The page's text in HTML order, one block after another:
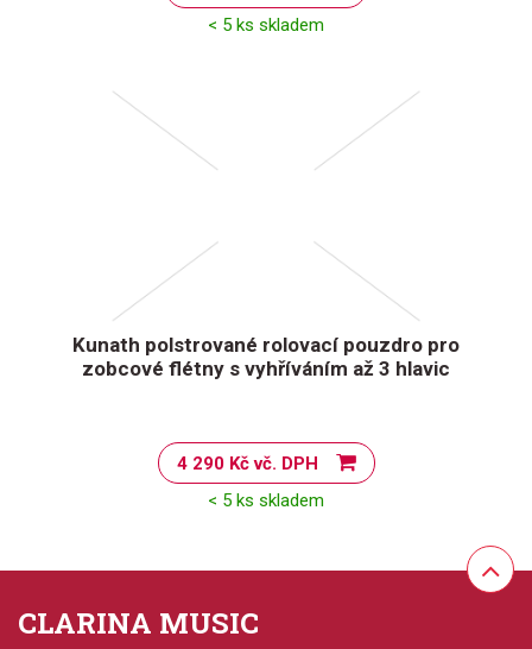
< 5 ks skladem
Kunath polstrované rolovací pouzdro pro
zobcové flétny s vyhříváním až 3 hlavic
4 290 Kč vč. DPH
< 5 ks skladem
CLARINA MUSIC